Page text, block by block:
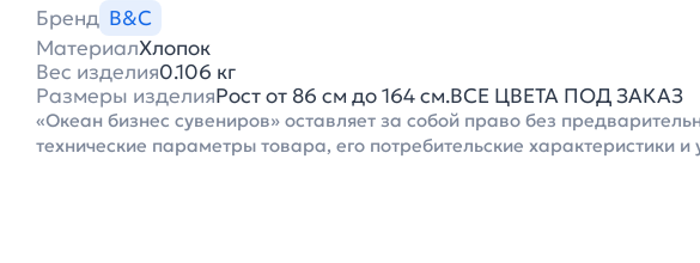
Бренд B&C
МатериалХлопок
Вес изделия0.106 кг
Размеры изделияРост от 86 см до 164 см.ВСЕ ЦВЕТА ПОД ЗАКАЗ
«Океан бизнес сувениров» оставляет за собой право без
технические параметры товара, его потребительские характеристики и